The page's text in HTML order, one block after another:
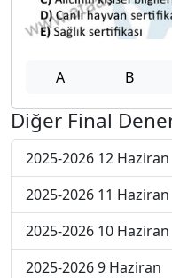
A B
Diğer Final
2025-2026 12 Haziran
2025-2026 11 Haziran
2025-2026 10 Haziran
2025-2026 9 Haziran